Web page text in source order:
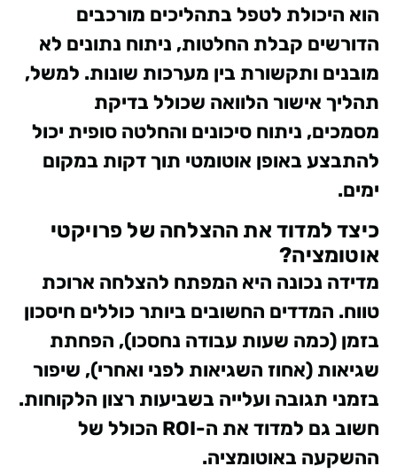
הוא היכולת לטפל בתהליכים מורכבים
הדורשים קבלת החלטות, ניתוח נתונים לא
מובנים ותקשורת בין מערכות שונות. למשל,
תהליך אישור הלוואה שכולל בדיקת
מסמכים, ניתוח סיכונים והחלטה סופית יכול
להתבצע באופן אוטומטי תוך דקות במקום
ימים.
כיצד למדוד את ההצלחה של פרויקטי
אוטומציה?
מדידה נכונה היא המפתח להצלחה ארוכת
טווח. המדדים החשובים ביותר כוללים חיסכון
בזמן (כמה שעות עבודה נחסכו), הפחתת
שגיאות (אחוז השגיאות לפני ואחרי), שיפור
בזמני תגובה ועלייה בשביעות רצון הלקוחות.
חשוב גם למדוד את ה-ROI הכולל של
ההשקעה באוטומציה.